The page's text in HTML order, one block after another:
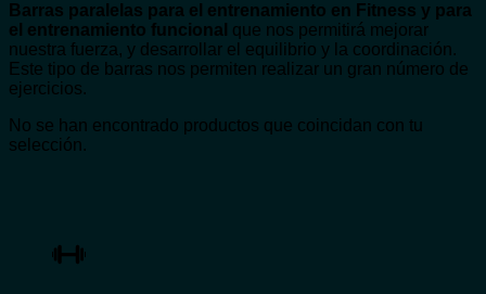
Barras paralelas para el entrenamiento en Fitness y para
el entrenamiento funcional que nos permitirá mejorar
nuestra fuerza, y desarrollar el equilibrio y la coordinación.
Este tipo de barras nos permiten realizar un gran número de
ejercicios.
No se han encontrado productos que coincidan con tu
selección.